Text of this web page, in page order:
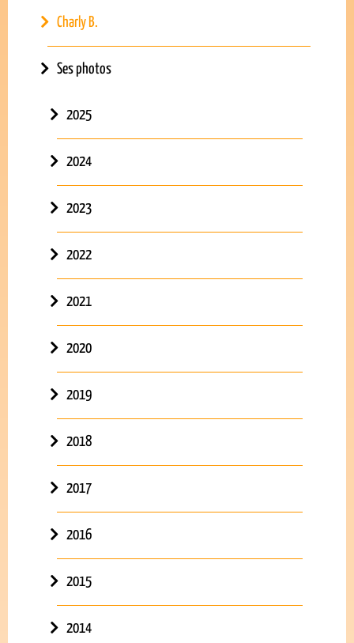
Charly B.
Ses photos
2025
2024
2023
2022
2021
2020
2019
2018
2017
2016
2015
2014